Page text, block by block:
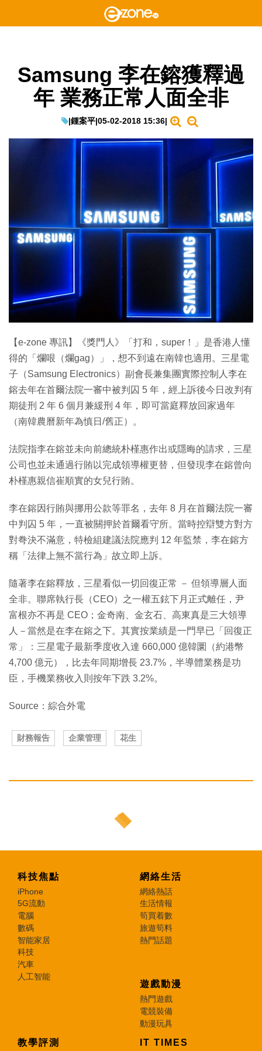
Samsung 李在鎔獲釋過
年 業務正常人面全非
|鍾案平|05-02-2018 15:36|
【e-zone 專訊】《獎門人》「打和，super！」是香港人懂
得的「爛哏（爛gag）」，想不到遠在南韓也適用。三星電
子（Samsung Electronics）副會長兼集團實際控制人李在
鎔去年在首爾法院一審中被判囚 5 年，經上訴後今日改判有
期徒刑 2 年 6 個月兼緩刑 4 年，即可當庭釋放回家過年
（南韓農曆新年為慎日/舊正）。
法院指李在鎔並未向前總統朴槿惠作出或隱晦的請求，三星
公司也並未通過行賄以完成領導權更替，但發現李在鎔曾向
朴槿惠親信崔順實的女兒行賄。
李在鎔因行賄與挪用公款等罪名，去年 8 月在首爾法院一審
中判囚 5 年，一直被關押於首爾看守所。當時控辯雙方對方
對弮決不滿意，特檢組建議法院應判 12 年監禁，李在鎔方
稱「法律上無不當行為」故立即上訴。
隨著李在鎔釋放，三星看似一切回復正常 － 但領導層人面
全非。聯席執行長（CEO）之一權五鉉下月正式離任，尹
富根亦不再是 CEO；金奇南、金玄石、高東真是三大領導
人－當然是在李在鎔之下。其實按業績是一門早已「回復正
常」：三星電子最新季度收入達 660,000 億韓圜（約港幣
4,700 億元），比去年同期增長 23.7%，半導體業務是功
臣，手機業務收入則按年下跌 3.2%。
Source：綜合外電
財務報告 企業管理 花生
科技焦點
iPhone
5G流動
電腦
數碼
智能家居
科技
汽車
人工智能
網絡生活
網絡熱話
生活情報
筍買着數
旅遊筍料
熱門話題
遊戲動漫
熱門遊戲
電競裝備
動漫玩具
教學評測 IT TIMES